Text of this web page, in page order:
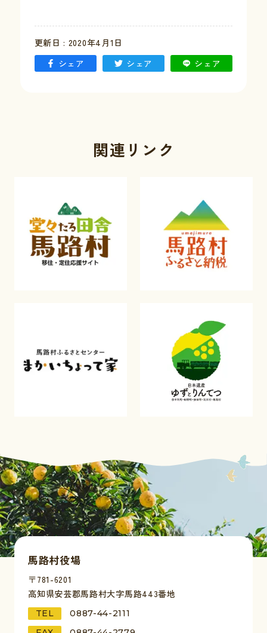
更新日 : 2020年4月1日
シェア
シェア シェア
関連リンク
馬路村役場
〒781-6201
高知県安芸郡馬路村大字馬路443番地
TEL
0887-44-2111